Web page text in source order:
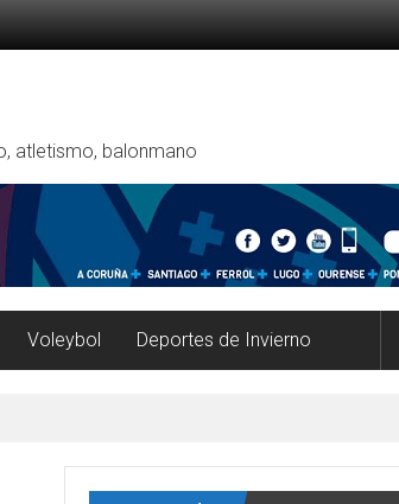
atletismo, balonmano
Voleybol Deportes de Invierno